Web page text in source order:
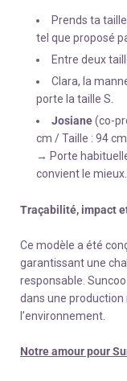
Prends ta
tel que proposé
Entre deux
Clara, la
porte la taille S.
Josiane(co-
cm / Taille : 94
→ Porte
convient le
Traçabilité, impact
Ce modèle a été
garantissant une
responsable.
dans une
l’environnement.
Notre amour pour